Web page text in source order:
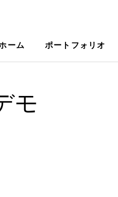
ーム ポートフォリオ
モ